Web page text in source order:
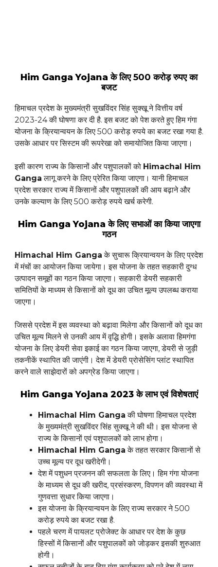
Him Ganga Yojanaके लिए 500 करोड़ रुपए का
बजट
हिमाचल प्रदेश के मुख्यमंत्री सुखविंदर सिंह सुक्खू ने वित्तीय वर्ष
2023-24 की घोषणा कर दी है. इस बजट को पेश करते हुए हिम गंगा
योजना के क्रियान्वयन के लिए 500 करोड़ रुपये का बजट रखा गया है.
उसके आधार पर सिस्टम की रूपरेखा को समायोजित किया जाएगा।
इसी कारण राज्य के किसानों और पशुपालकों को Himachal Him
Ganga लागू करने के लिए प्रेरित किया जाएगा। यानी हिमाचल
प्रदेश सरकार राज्य में किसानों और पशुपालकों की आय बढ़ाने और
उनके कल्याण के लिए 500 करोड़ रुपये खर्च करेगी.
Him Ganga Yojana के लिए सभाओं का किया जाएगा
गठन
Himachal Him Ganga के सुचारू क्रियान्वयन के लिए प्रदेश
में मंचों का आयोजन किया जायेगा। इस योजना के तहत सहकारी दुग्ध
उत्पादन समूहों का गठन किया जाएगा। सहकारी डेयरी सहकारी
समितियों के माध्यम से किसानों को दूध का उचित मूल्य उपलब्ध कराया
जाएगा।
जिससे प्रदेश में इस व्यवस्था को बढ़ावा मिलेगा और किसानों को दूध का
उचित मूल्य मिलने से उनकी आय में वृद्धि होगी। इसके अलावा हिमगंगा
योजना के लिए डेयरी सेवा इकाई का गठन किया जाएगा, डेयरी से जुड़ी
तकनीकें स्थापित की जाएंगी। देश में डेयरी प्रोसेसिंग प्लांट स्थापित
करने वाले साझेदारों को अपग्रेड किया जाएगा।
Him Ganga Yojana 2023 के लाभ एवं विशेषताएं
Himachal Him Ganga की घोषणा हिमाचल प्रदेश
के मुख्यमंत्री सुखविंदर सिंह सुक्खू ने की थी। इस योजना से
राज्य के किसानों एवं पशुपालकों को लाभ होगा।
Himachal Him Ganga के तहत सरकार किसानों से
उच्च मूल्य पर दूध खरीदेगी।
देश में पशुधन प्रजनन की सफलता के लिए। हिम गंगा योजना
के माध्यम से दूध की खरीद, प्रसंस्करण, विपणन की व्यवस्था में
गुणवत्ता सुधार किया जाएगा।
इस योजना के क्रियान्वयन के लिए राज्य सरकार ने 500
करोड़ रुपये का बजट रखा है.
पहले चरण में पायलट प्रोजेक्ट के आधार पर देश के कुछ
हिस्सों में किसानों और पशुपालकों को जोड़कर इसकी शुरुआत
होगी।